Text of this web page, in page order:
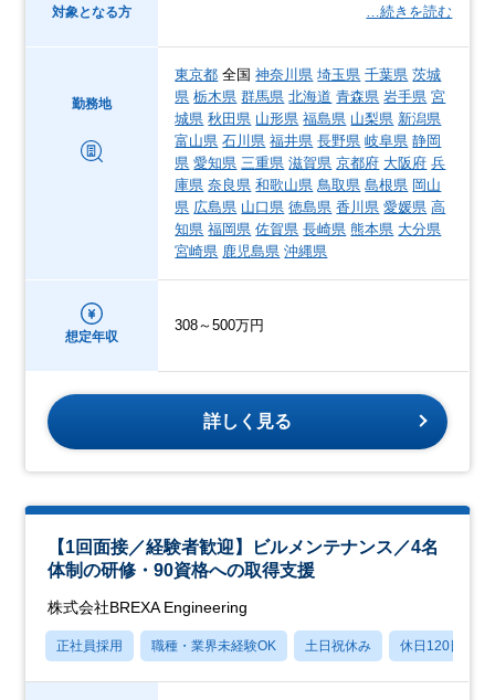
対象となる方
…続きを読む
勤務地
東京都 全国神奈川県 埼玉県 千葉県 茨城
県 栃木県 群馬県 北海道 青森県 岩手県 宮
城県 秋田県 山形県 福島県 山梨県 新潟県
富山県 石川県 福井県 長野県 岐阜県 静岡
県 愛知県 三重県 滋賀県 京都府 大阪府 兵
庫県 奈良県 和歌山県 鳥取県 島根県 岡山
県 広島県 山口県 徳島県 香川県 愛媛県 高
知県 福岡県 佐賀県 長崎県 熊本県 大分県
宮崎県 鹿児島県 沖縄県
想定年収
308～500万円
詳しく見る
【1回面接／経験者歓迎】ビルメンテナンス／4名
体制の研修・90資格への取得支援
株式会社BREXA Engineering
正社員採用 職種・業界未経験OK 土日祝休み 休日120日以上